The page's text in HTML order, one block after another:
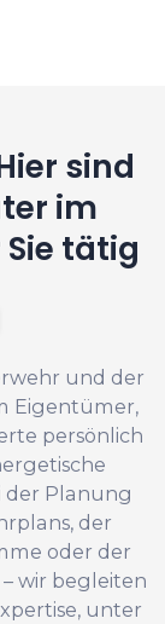
sind
im
tätig
und der
Eigentümer,
persönlich
der Planung
der
oder der
wir begleiten
unter